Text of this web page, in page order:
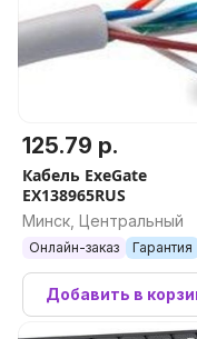
125.79 р.
Кабель ExeGate
EX138965RUS
Минск, Центральный
Онлайн-заказ Гарантия
Добавить в